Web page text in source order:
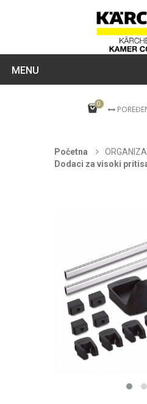
MENU
0
Početna
Dodaci za visoki